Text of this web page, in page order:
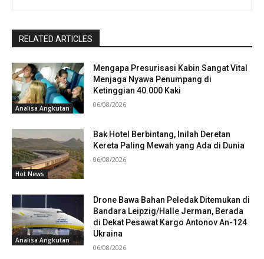
RELATED ARTICLES
Analisa Angkutan
Mengapa Presurisasi Kabin Sangat Vital
Menjaga Nyawa Penumpang di
Ketinggian 40.000 Kaki
06/08/2026
Hot News
Bak Hotel Berbintang, Inilah Deretan
Kereta Paling Mewah yang Ada di Dunia
06/08/2026
Analisa Angkutan
Drone Bawa Bahan Peledak Ditemukan di
Bandara Leipzig/Halle Jerman, Berada
di Dekat Pesawat Kargo Antonov An-124
Ukraina
06/08/2026